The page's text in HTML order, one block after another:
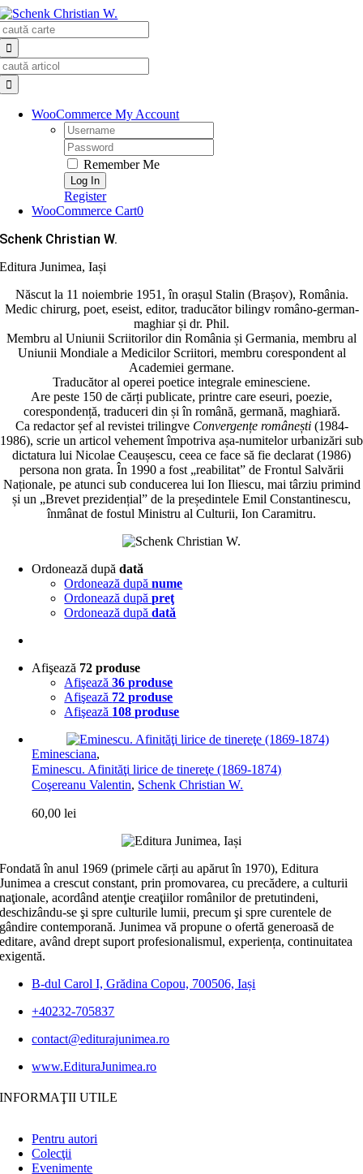
Skip
to
content
WooCommerce My Account
Username:
Password:
Remember Me
Register
WooCommerce Cart0
Schenk Christian W.
Editura Junimea, Iași
Născut la 11 noiembrie 1951, în orașul Stalin (Brașov), România.
Medic chirurg, poet, eseist, editor, traducător bilingv româno-german-
maghiar și dr. Phil.
Membru al Uniunii Scriitorilor din România și Germania, membru al
Uniunii Mondiale a Medicilor Scrii­tori, membru corespondent al
Academiei germane.
Traducător al operei poetice integrale eminesciene.
Are peste 150 de cărți publicate, printre care eseuri, poezie,
corespondență, traduceri din și în română, germană, maghiară.
Ca redactor șef al revistei trilingve Convergențe românești(1984-
1986), scrie un articol vehement împo­triva așa-numitelor urbanizări sub
dictatura lui Nicolae Ceaușescu, ceea ce face să fie declarat (1986)
persona non grata. În 1990 a fost „reabilitat” de Frontul Salvării
Naționale, pe atunci sub conducerea lui Ion Iliescu, mai târziu primind
și un „Brevet prezidențial” de la președintele Emil Constantinescu,
înmânat de fostul Ministru al Culturii, Ion Caramitru.
Ordonează dupădată
Ordonează dupănume
Ordonează dupăpreţ
Ordonează dupădată
Afişează 72 produse
Afişează36 produse
Afişează 72 produse
Afişează 108 produse
Eminesciana,
Eminescu. Afinităţi lirice de tinereţe (1869-1874)
Coşereanu Valentin, Schenk Christian W.
60,00lei
Fondată în anul 1969 (primele cărți au apărut în 1970), Editura
Junimea a crescut constant, prin promovarea, cu precădere, a culturii
naţionale, acordând atenţie creaţiilor românilor de pretutindeni,
deschizându-se şi spre culturile lumii, precum şi spre curentele de
gândire contemporană. Junimea vă propune o ofertă generoasă de
editare, având drept suport profesionalismul, experiența, continuitatea
exigentă.
B-dul Carol I, Grădina Copou, 700506, Iași
+40232-705837
contact@editurajunimea.ro
www.EdituraJunimea.ro
INFORMAŢII UTILE
Pentru autori
Colecţii
Evenimente